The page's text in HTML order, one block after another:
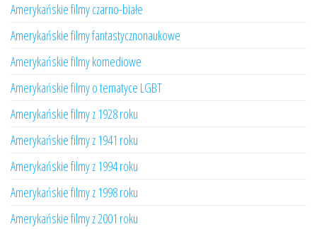
Amerykańskie filmy czarno-białe
Amerykańskie filmy fantastycznonaukowe
Amerykańskie filmy komediowe
Amerykańskie filmy o tematyce LGBT
Amerykańskie filmy z 1928 roku
Amerykańskie filmy z 1941 roku
Amerykańskie filmy z 1994 roku
Amerykańskie filmy z 1998 roku
Amerykańskie filmy z 2001 roku